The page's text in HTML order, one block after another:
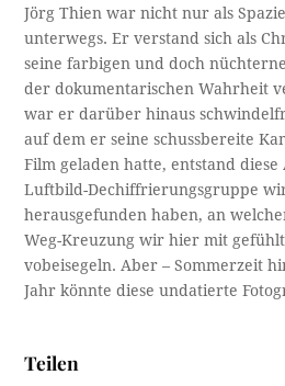
Jörg Thien war nicht nur als
unterwegs. Er verstand sich als
seine farbigen und doch
der dokumentarischen Wahrheit
war er darüber hinaus
auf dem er seine schussbereite
Film geladen hatte, entstand diese
Luftbild-Dechiffrierungsgruppe
herausgefunden haben, an
Weg-Kreuzung wir hier mit
vobeisegeln. Aber – Sommerzeit
Jahr könnte diese undatierte
Teilen